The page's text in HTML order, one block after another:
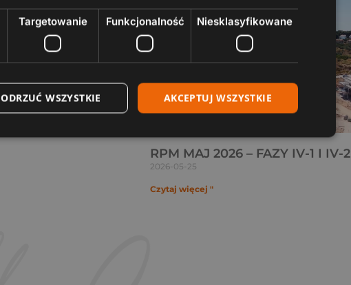
RPM MAJ 2026 – FAZY IV-1 I IV-2
2026-05-25
Czytaj więcej "
POLISH
Targetowanie Funkcjonalność Niesklasyfikowane
AKCEPTUJ WSZYSTKIE
ODRZUĆ WSZYSTKIE